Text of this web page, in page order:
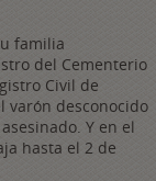
familia
del Cementerio
Civil de
varón desconocido
Y en el
hasta el 2 de